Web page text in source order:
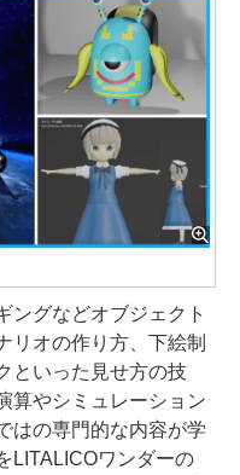
グなどオブジェクト
リオの作り方、下絵制
といった見せ方の技
算やシミュレーション
はの専門的な内容が学
LITALICOワンダーの